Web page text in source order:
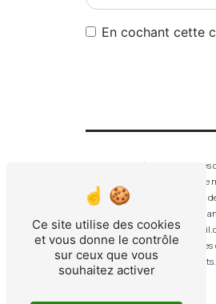
En cochant cette
** Les données
seul but de répondre à
disposez de droits d’accès,
de contrôle, ainsi que
probatoires et de gestion
d’informations sur vos droits.
Ce site utilise des cookies
et vous donne le contrôle
sur ceux que vous
souhaitez activer